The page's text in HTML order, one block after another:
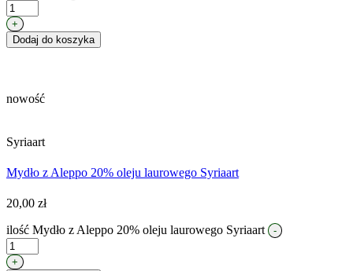
+
Dodaj do koszyka
nowość
Syriaart
Mydło z Aleppo 20% oleju laurowego Syriaart
20,00 zł
ilość Mydło z Aleppo 20% oleju laurowego Syriaart
-
+